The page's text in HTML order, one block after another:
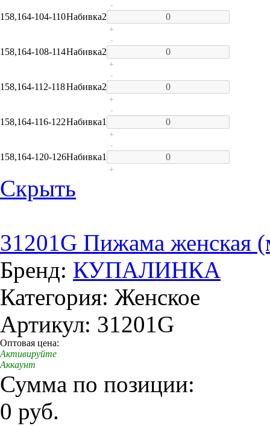
158,164-104-110Набивка2
-
+
158,164-108-114Набивка2
-
+
158,164-112-118Набивка2
-
+
158,164-116-122Набивка1
-
+
158,164-120-126Набивка1
-
+
Скрыть
31201G Пижама женская
Бренд: КУПАЛИНКА
Категория: Женское
Артикул: 31201G
Оптовая цена:
Активируйте
Аккаунт
Сумма по позиции:
0 руб.